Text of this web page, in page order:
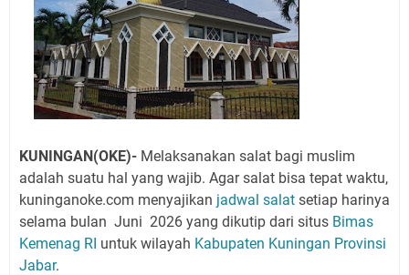
KUNINGAN(OKE)- Melaksanakan salat bagi muslim
adalah suatu hal yang wajib. Agar salat bisa tepat waktu,
kuninganoke.com menyajikan jadwal salat setiap harinya
selama bulan Juni 2026 yang dikutip dari situs Bimas
Kemenag RI untuk wilayah Kabupaten Kuningan Provinsi
Jabar.